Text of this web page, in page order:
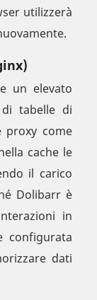
utilizzerà
un elevato
tabelle di
proxy come
cache le
il carico
Dolibarr è
in
configurata
dati